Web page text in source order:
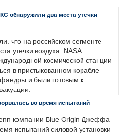
обнаружили два места утечки
что на российском сегменте
утечки воздуха. NASA
космической станции
в пристыкованном корабле
и были готовым к
во время испытаний
компании Blue Origin Джеффа
испытаний силовой установки